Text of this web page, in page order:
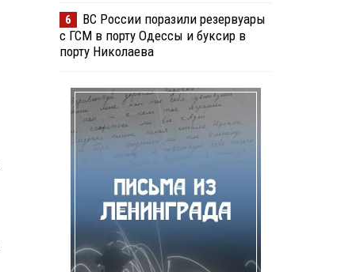
6
ВС России поразили резервуары
с ГСМ в порту Одессы и буксир в
порту Николаева